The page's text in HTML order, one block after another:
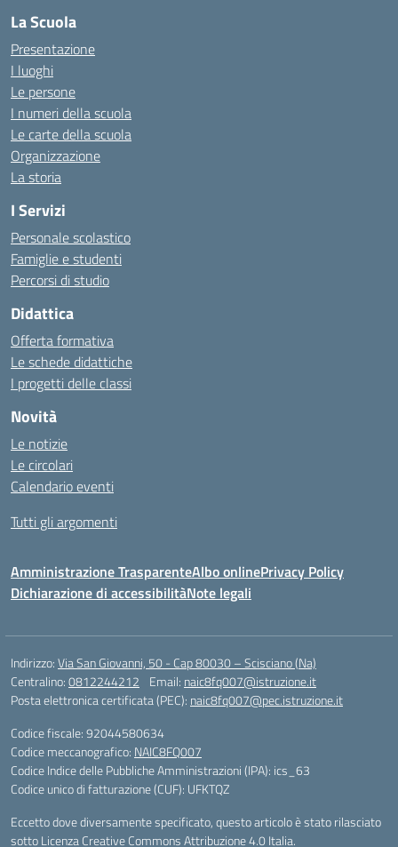
La Scuola
Presentazione
I luoghi
Le persone
I numeri della scuola
Le carte della scuola
Organizzazione
La storia
I Servizi
Personale scolastico
Famiglie e studenti
Percorsi di studio
Didattica
Offerta formativa
Le schede didattiche
I progetti delle classi
Novità
Le notizie
Le circolari
Calendario eventi
Tutti gli argomenti
Amministrazione TrasparenteAlbo onlinePrivacy Policy
Dichiarazione di accessibilitàNote legali
Indirizzo:Via San Giovanni, 50 - Cap 80030 – Scisciano (Na)
Centralino:0812244212 Email: naic8fq007@istruzione.it
Posta elettronica certificata (PEC): naic8fq007@pec.istruzione.it
Codice fiscale: 92044580634
Codice meccanografico: NAIC8FQ007
Codice Indice delle Pubbliche Amministrazioni (IPA): ics_63
Codice unico di fatturazione (CUF): UFKTQZ
Eccetto dove diversamente specificato, questo articolo è stato rilasciato
sotto Licenza Creative Commons Attribuzione 4.0 Italia.